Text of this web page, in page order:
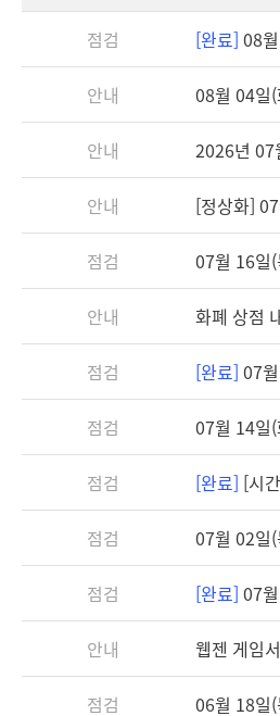
점검 [완료] 08
안내 08월 04일
안내 2026년 07
안내 [정상화]
점검 07월 16일
안내 화폐 상점
점검 [완료] 07
점검 07월 14일
점검 [완료] [시
점검 07월 02일
점검 [완료] 07
안내 웹젠 게임
점검 06월 18일